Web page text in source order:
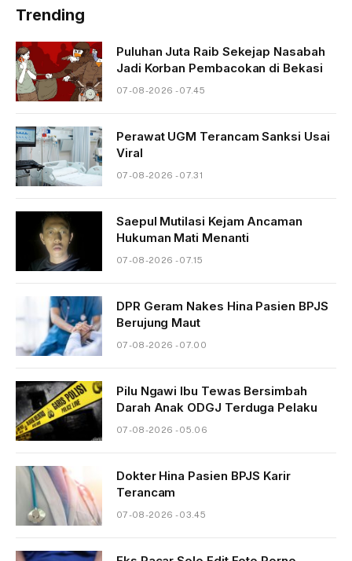
Trending
Puluhan Juta Raib Sekejap Nasabah
Jadi Korban Pembacokan di Bekasi
07-08-2026 - 07.45
Perawat UGM Terancam Sanksi Usai
Viral
07-08-2026 - 07.31
Saepul Mutilasi Kejam Ancaman
Hukuman Mati Menanti
07-08-2026 - 07.15
DPR Geram Nakes Hina Pasien BPJS
Berujung Maut
07-08-2026 - 07.00
Pilu Ngawi Ibu Tewas Bersimbah
Darah Anak ODGJ Terduga Pelaku
07-08-2026 - 05.06
Dokter Hina Pasien BPJS Karir
Terancam
07-08-2026 - 03.45